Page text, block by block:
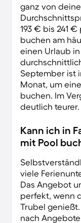
ganz von
193 € bis 241
buchen am
einen Urlaub
September ist
Monat, um
buchen. Im
deutlich teurer.
Kann ich in
mit Pool
viele
Das Angebot
perfekt, wenn
Trubel
nach